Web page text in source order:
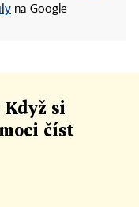
na Google
Když si
číst